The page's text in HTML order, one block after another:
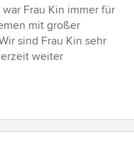
Frau Kin immer für
mit großer
sind Frau Kin sehr
weiter